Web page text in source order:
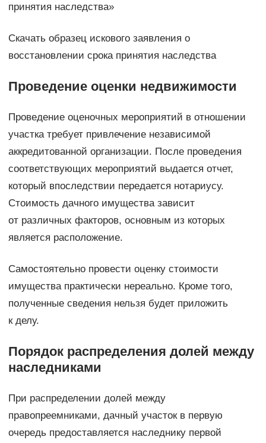
принятия наследства»
Скачать образец искового заявления о
восстановлении срока принятия наследства
Проведение оценки недвижимости
Проведение оценочных мероприятий в отношении
участка требует привлечение независимой
аккредитованной организации. После проведения
соответствующих мероприятий выдается отчет,
который впоследствии передается нотариусу.
Стоимость дачного имущества зависит
от различных факторов, основным из которых
является расположение.
Самостоятельно провести оценку стоимости
имущества практически нереально. Кроме того,
полученные сведения нельзя будет приложить
к делу.
Порядок распределения долей между
наследниками
При распределении долей между
правопреемниками, дачный участок в первую
очередь предоставляется наследнику первой